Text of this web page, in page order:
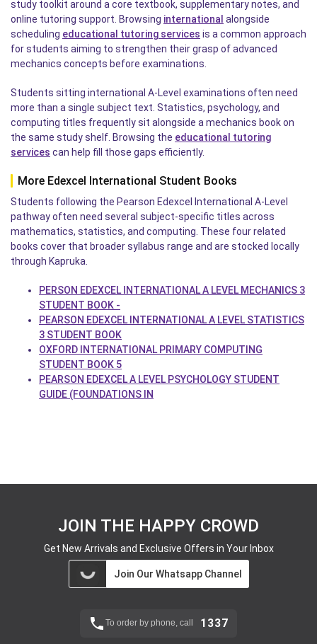
study toolkit around a core textbook, supplementary notes, and
online tutoring support. Browsing international alongside
scheduling educational tutoring services is a common approach
for students aiming to strengthen their grasp of advanced
mechanics concepts before examinations.
Students sitting international A-Level examinations often need
more than a single subject text. Statistics, psychology, and
computing titles frequently sit alongside a mechanics book on
the same study shelf. Browsing the educational tutoring
services can help fill those gaps efficiently.
More Edexcel International Student Books
Students following the Pearson Edexcel International A-Level
pathway often need several subject-specific titles across
mathematics, statistics, and computing. These four related
books cover that broader syllabus range and are stocked locally
through Kapruka.
PERSON EDEXCEL INTERNATIONAL A LEVEL MECHANICS 3
STUDENT BOOK -
PEARSON EDEXCEL INTERNATIONAL A LEVEL STATISTICS
3 STUDENT BOOK
OXFORD INTERNATIONAL PRIMARY COMPUTING
STUDENT BOOK 5
PEARSON EDEXCEL A LEVEL PSYCHOLOGY STUDENT
GUIDE (FOUNDATIONS IN
JOIN THE HAPPY CROWD
Get New Arrivals and Exclusive Offers in Your Inbox
Join Our Whatsapp Channel
To order by phone, call 1337